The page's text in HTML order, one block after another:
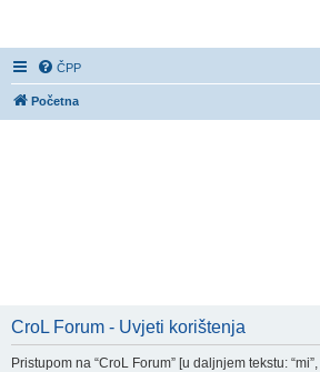
ČPP
Početna
CroL Forum - Uvjeti korištenja
Pristupom na “CroL Forum” [u daljnjem tekstu: “mi”,